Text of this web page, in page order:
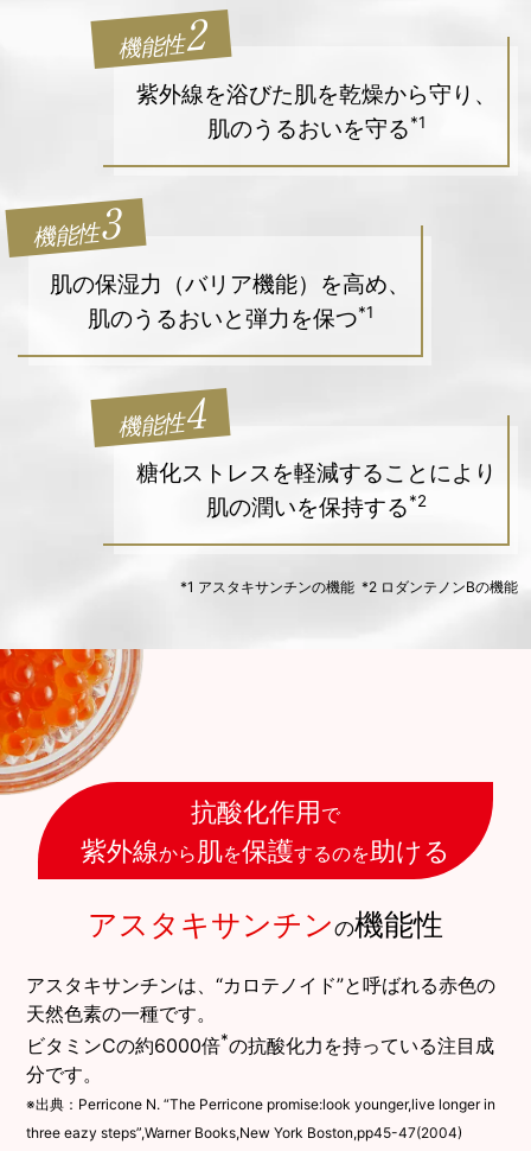
機能性2
紫外線を浴びた肌を乾燥から守り、
肌のうるおいを守る*1
機能性3
肌の保湿力（バリア機能）を高め、
肌のうるおいと弾力を保つ*1
機能性4
糖化ストレスを軽減することにより
肌の潤いを保持する*2
*1 アスタキサンチンの機能 *2 ロダンテノンBの機能
抗酸化作用で
紫外線から 肌を保護するのを助ける
アスタキサンチンの機能性
アスタキサンチンは、“カロテノイド”と呼ばれる赤色の
天然色素の一種です。
ビタミンCの約6000倍*の抗酸化力を持っている注目成
分です。
※出典：Perricone N. “The Perricone promise:look younger,live longer in
three eazy steps”,Warner Books,New York Boston,pp45-47(2004)